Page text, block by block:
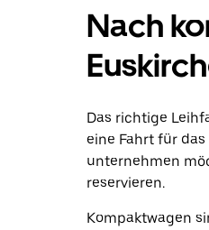
Nach
Das richtige
eine Fahrt für
unternehmen
reservieren.
Kompaktwagen